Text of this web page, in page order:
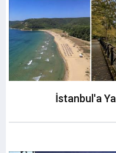
İstanbul'a